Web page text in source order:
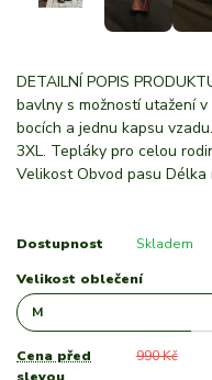
DETAILNÍ POPIS
bavlny s možností utažení
bocích a jednu kapsu
3XL. Tepláky pro celou
Velikost Obvod pasu Délka
Dostupnost Skladem
Velikost oblečení
Cena před
990 Kč